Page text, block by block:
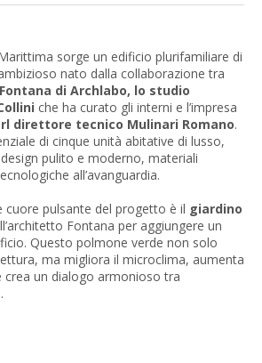
sorge un edificio plurifamiliare di
nato dalla collaborazione tra
di Archlabo, lo studio
che ha curato gli interni e l’impresa
direttore tecnico Mulinari Romano.
di cinque unità abitative di lusso,
pulito e moderno, materiali
all’avanguardia.
cuore pulsante del progetto è il giardino
Fontana per aggiungere un
Questo polmone verde non solo
ma migliora il microclima, aumenta
un dialogo armonioso tra